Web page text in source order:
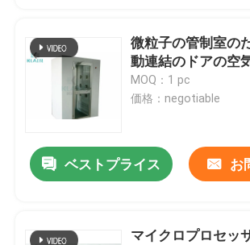
微粒子の管制室の
動連結のドアの空
MOQ：1 pc
価格：negotiable
ベストプライス お
マイクロプロセッ